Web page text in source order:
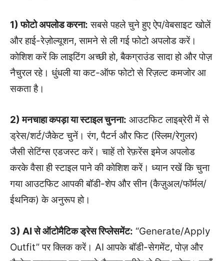
1) फोटो अपलोड करना: सबसे पहले चुने हुए ऐप/वेबसाइट खोलें
और हाई-रेज़ोल्यूशन, सामने से ली गई फोटो अपलोड करें।
कोशिश करें कि लाइटिंग अच्छी हो, बैकग्राउंड सादा हो और पोज़
नैचुरल रहे। धुंधली या कट-ऑफ फोटो से रिज़ल्ट कमजोर आ
सकता है।
2) मनचाहा कपड़ा या स्टाइल चुनना: आउटफिट लाइब्रेरी में से
ड्रेस/शर्ट/जैकेट चुनें। रंग, पैटर्न और फिट (स्लिम/रेगुलर)
जैसी सेटिंग्स एडजस्ट करें। चाहें तो रेफ़रेंस इमेज अपलोड
करके वैसा ही स्टाइल पाने की कोशिश करें। ध्यान रखें कि चुना
गया आउटफिट आपकी बॉडी-शेप और सीन (कैज़ुअल/फॉर्मल/
ईथनिक) के अनुरूप हो।
3) AI से ऑटोमैटिक ड्रेस रिप्लेसमेंट: “Generate/Apply
Outfit” पर क्लिक करें। AI आपके बॉडी-सेगमेंट, पोज़ और